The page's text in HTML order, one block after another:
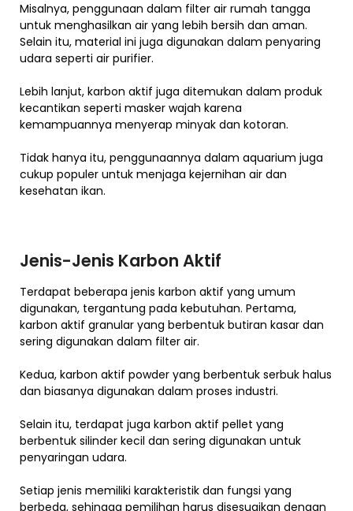
Misalnya, penggunaan dalam filter air rumah tangga
untuk menghasilkan air yang lebih bersih dan aman.
Selain itu, material ini juga digunakan dalam penyaring
udara seperti air purifier.
Lebih lanjut, karbon aktif juga ditemukan dalam produk
kecantikan seperti masker wajah karena
kemampuannya menyerap minyak dan kotoran.
Tidak hanya itu, penggunaannya dalam aquarium juga
cukup populer untuk menjaga kejernihan air dan
kesehatan ikan.
Jenis-Jenis Karbon Aktif
Terdapat beberapa jenis karbon aktif yang umum
digunakan, tergantung pada kebutuhan. Pertama,
karbon aktif granular yang berbentuk butiran kasar dan
sering digunakan dalam filter air.
Kedua, karbon aktif powder yang berbentuk serbuk halus
dan biasanya digunakan dalam proses industri.
Selain itu, terdapat juga karbon aktif pellet yang
berbentuk silinder kecil dan sering digunakan untuk
penyaringan udara.
Setiap jenis memiliki karakteristik dan fungsi yang
berbeda, sehingga pemilihan harus disesuaikan dengan